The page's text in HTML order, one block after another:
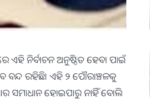
ଏହି ନିର୍ବାଚନ ଅନୁଷ୍ଠିତ ହେବା ପାଇଁ
ବନ୍ଦ ରହିଛି। ଏହି ୨ ପୌରାଞ୍ଚଳକୁ
ସମାଧାନ ହୋଇପାରୁ ନାହିଁ ବୋଲି